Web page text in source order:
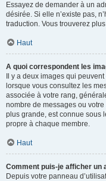
Essayez de demander à un
désirée. Si elle n’existe pas,
traduction. Vous trouverez
Haut
A quoi correspondent les
Il y a deux images qui
lorsque vous consultez les
associée à votre rang,
nombre de messages ou
plus grande, est connue sous
propre à chaque membre.
Haut
Comment puis-je afficher un
Depuis votre panneau